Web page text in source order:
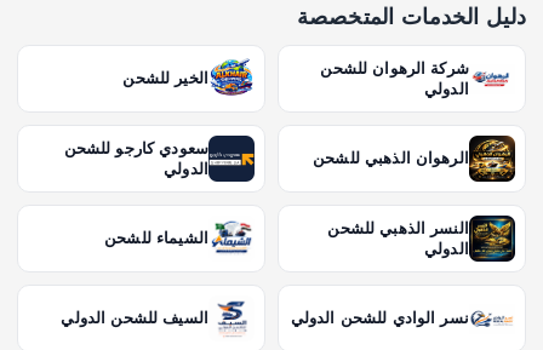
دليل الخدمات المتخصصة
شركة الرهوان للشحن
الدولي
الخير للشحن
الرهوان الذهبي للشحن
سعودي كارجو للشحن
الدولي
النسر الذهبي للشحن
الدولي
الشيماء للشحن
نسر الوادي للشحن الدولي السيف للشحن الدولي